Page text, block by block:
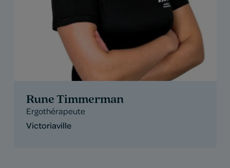
Rune Timmerman
Ergothérapeute
Victoriaville